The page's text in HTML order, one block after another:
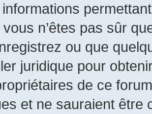
n’êtes pas sûr
ou que
juridique pour
de ce
et ne sauraient être